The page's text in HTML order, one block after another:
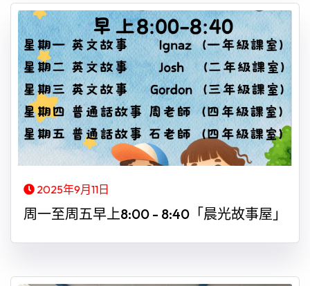
2025年9月11日
周一至周五早上8:00 - 8:40「晨光故事屋」